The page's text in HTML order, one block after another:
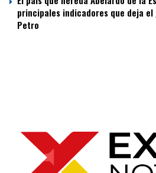
principales indicadores que deja el
Petro